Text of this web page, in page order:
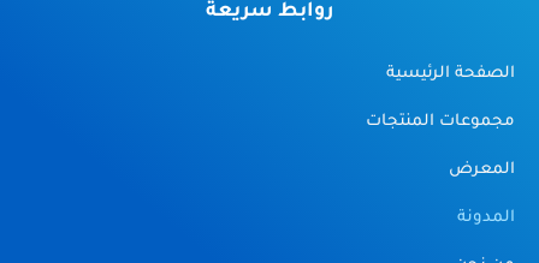
روابط سريعة
الصفحة الرئيسية
مجموعات المنتجات
المعرض
المدونة